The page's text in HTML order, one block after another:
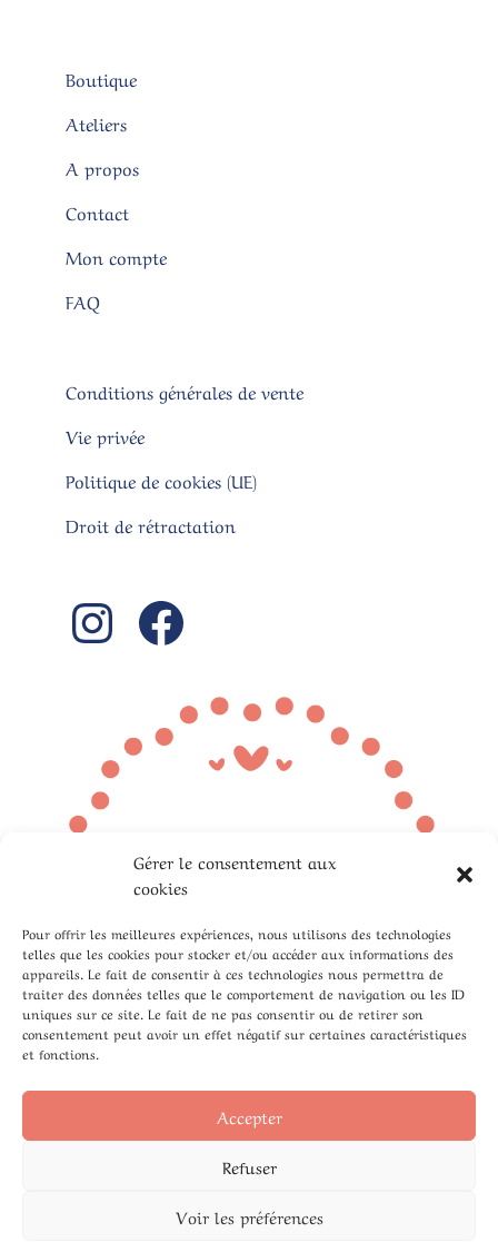
Gérer le consentement aux
cookies
Pour offrir les meilleures expériences, nous utilisons des technologies
telles que les cookies pour stocker et/ou accéder aux informations des
appareils. Le fait de consentir à ces technologies nous permettra de
traiter des données telles que le comportement de navigation ou les ID
uniques sur ce site. Le fait de ne pas consentir ou de retirer son
consentement peut avoir un effet négatif sur certaines caractéristiques
et fonctions.
Accepter
Refuser
Voir les préférences
Boutique
Ateliers
A propos
Contact
Mon compte
FAQ
Conditions générales de vente
Vie privée
Politique de cookies (UE)
Droit de rétractation
Instagram
Facebook